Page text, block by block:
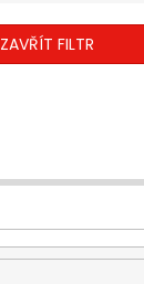
ZAVŘÍT FILTR